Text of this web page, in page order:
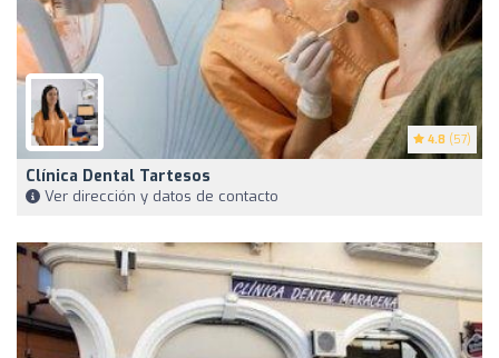
4.8 (57)
Clínica Dental Tartesos
Ver dirección y datos de contacto